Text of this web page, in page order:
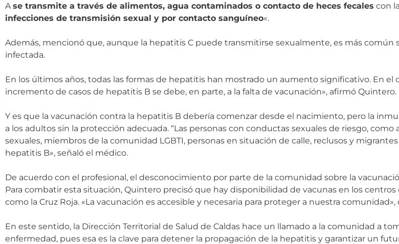
Ase transmite a través de alimentos, agua contaminados o contacto de heces fecales con
infecciones de transmisión sexual y por contacto sanguíneo«.
Además, mencionó que, aunque la hepatitis C puede transmitirse sexualmente, es más
infectada.
En los últimos años, todas las formas de hepatitis han mostrado un aumento significativo. En el
incremento de casos de hepatitis B se debe, en parte, a la falta de vacunación», afirmó Quintero.
Y es que la vacunación contra la hepatitis B debería comenzar desde el nacimiento, pero la
a los adultos sin la protección adecuada. “Las personas con conductas sexuales de riesgo,
sexuales, miembros de la comunidad LGBTI, personas en situación de calle, reclusos y
hepatitis B», señaló el médico.
De acuerdo con el profesional, el desconocimiento por parte de la comunidad sobre la
Para combatir esta situación, Quintero precisó que hay disponibilidad de vacunas en los
como la Cruz Roja. «La vacunación es accesible y necesaria para proteger a nuestra comunidad»,
En este sentido, la Dirección Territorial de Salud de Caldas hace un llamado a la comunidad a
enfermedad, pues esa es la clave para detener la propagación de la hepatitis y garantizar un